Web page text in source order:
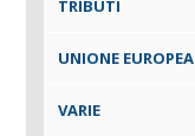
TRIBUTI
UNIONE EUROPEA
VARIE